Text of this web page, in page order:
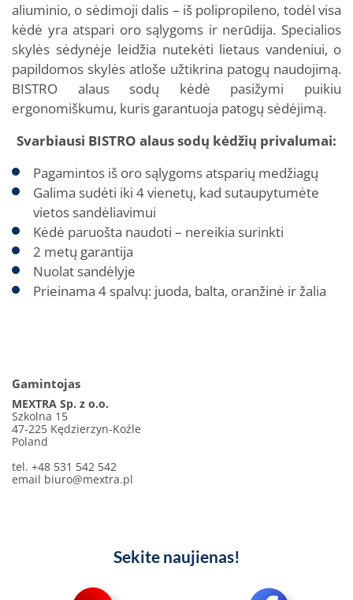
aliuminio, o sėdimoji dalis – iš polipropileno, todėl visa
kėdė yra atspari oro sąlygoms ir nerūdija. Specialios
skylės sėdynėje leidžia nutekėti lietaus vandeniui, o
papildomos skylės atloše užtikrina patogų naudojimą.
BISTRO alaus sodų kėdė pasižymi puikiu
ergonomiškumu, kuris garantuoja patogų sėdėjimą.
Svarbiausi BISTRO alaus sodų kėdžių privalumai:
Pagamintos iš oro sąlygoms atsparių medžiagų
Galima sudėti iki 4 vienetų, kad sutaupytumėte
vietos sandėliavimui
Kėdė paruošta naudoti – nereikia surinkti
2 metų garantija
Nuolat sandėlyje
Prieinama 4 spalvų: juoda, balta, oranžinė ir žalia
Gamintojas
MEXTRA Sp. z o.o.
Szkolna 15
47-225 Kędzierzyn-Koźle
Poland
tel. +48 531 542 542
email biuro@mextra.pl
Sekite naujienas!